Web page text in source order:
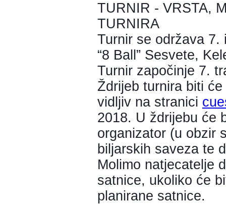
TURNIR - VRSTA,
TURNIRA
Turnir se održava 7.
“8 Ball” Sesvete,
Turnir započinje 7.
Ždrijeb turnira biti
vidljiv na stranici
2018. U ždrijebu će
organizator (u obzir
biljarskih saveza te
Molimo natjecatelje
satnice, ukoliko će
planirane satnice.